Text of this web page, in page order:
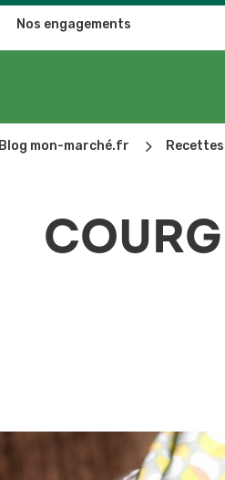
Nos engagements
Blog mon-marché.fr 5